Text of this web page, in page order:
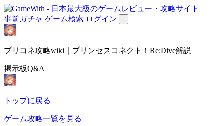
事前ガチャ ゲーム検索 ログイン
プリコネ攻略wiki｜プリンセスコネクト！Re:Dive解説
掲示板Q&A
トップに戻る
ゲーム攻略一覧を見る